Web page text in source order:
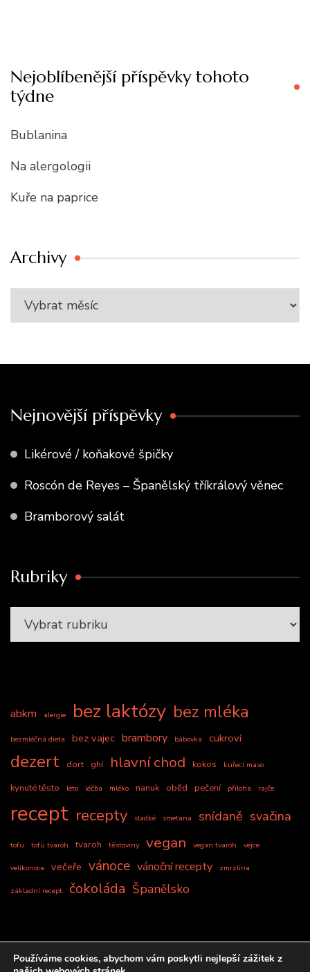
Nejoblíbenější příspěvky tohoto
týdne
Bublanina
Na alergologii
Kuře na paprice
Archivy
Nejnovější příspěvky
Likérové / koňakové špičky
Roscón de Reyes – Španělský tříkrálový věnec
Bramborový salát
Rubriky
abkm alergie bez laktózy bez mléka
bezmléčná dieta bez vajec brambory bábovka cukroví
dezert dort ghí hlavní chod kokos kuřecí maso
kynuté těsto léto léčba mléko nanuk oběd pečení příloha rajče
recept recepty sladké smetana snídaně svačina
tofu tofu tvaroh tvaroh těstoviny vegan vegan tvaroh vejce
velikonoce večeře vánoce vánoční recepty zmrzlina
základní recept čokoláda Španělsko
Používáme cookies, abychom vám poskytli nejlepší zážitek z